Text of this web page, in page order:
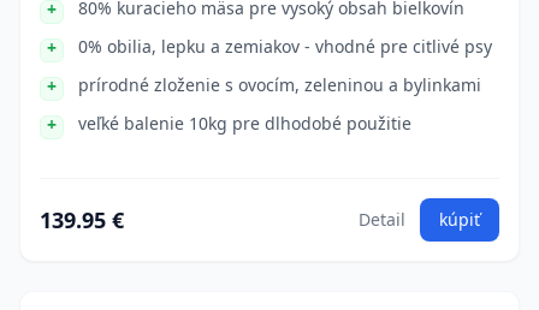
80% kuracieho mäsa pre vysoký obsah bielkovín
0% obilia, lepku a zemiakov - vhodné pre citlivé psy
prírodné zloženie s ovocím, zeleninou a bylinkami
veľké balenie 10kg pre dlhodobé použitie
139.95 € Detail kúpiť